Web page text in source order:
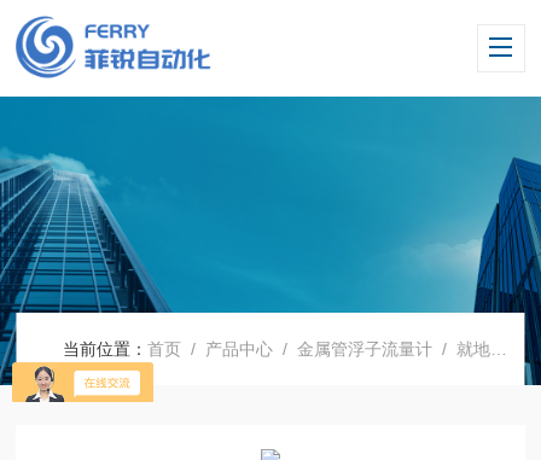
当前位置：首页 / 产品中心 /金属管浮子流量计 / 就地指针金属管浮子流量计